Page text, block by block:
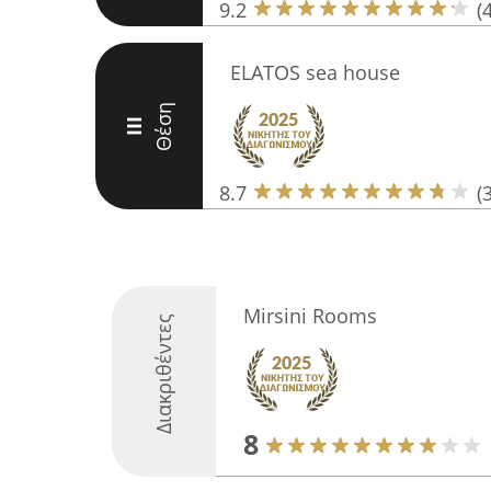
9.2
III Θέση
ELATOS sea house
8.7
Διακριθέντες Mirsini Rooms
8